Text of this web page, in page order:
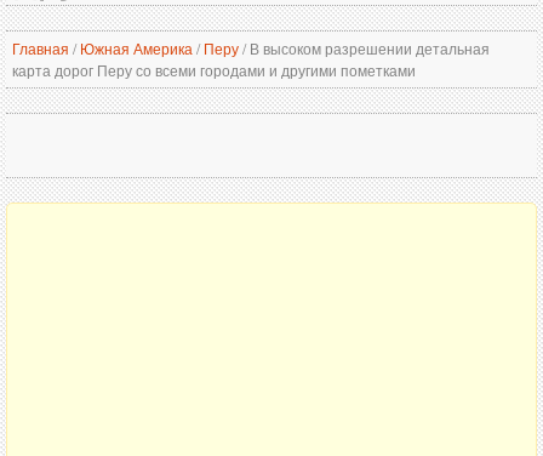
Главная / Южная Америка / Перу/В высоком разрешении детальная
карта дорог Перу со всеми городами и другими пометками